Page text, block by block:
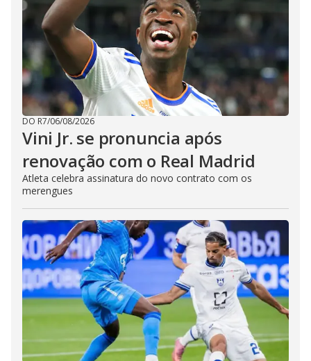
DO R7/06/08/2026
Vini Jr. se pronuncia após
renovação com o Real Madrid
Atleta celebra assinatura do novo contrato com os
merengues